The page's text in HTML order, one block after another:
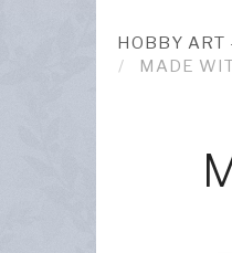
HOBBY
MADE